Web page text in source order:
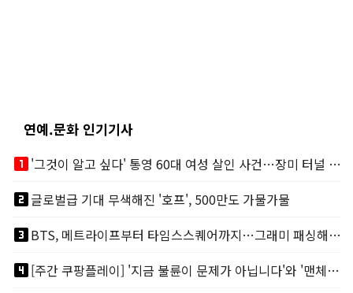
연예.문화 인기기사
looks_one
'그것이 알고 싶다' 통영 60대 여성 살인 사건…장미 터널 아래 킬러, 누구냐 넌?
looks_two글로벌급 기대 무색해진 '호프', 500만도 가물가물
looks_3
BTS, 메트라이프부터 타임스스퀘어까지…그래미 패싱해도 미 대륙 꿀꺽
looks_4
[주간 쿠팡플레이] '지금 불륜이 문제가 아닙니다'와 '맨체스터 시티 VS 아틀레티코 마드리드 빅매치'